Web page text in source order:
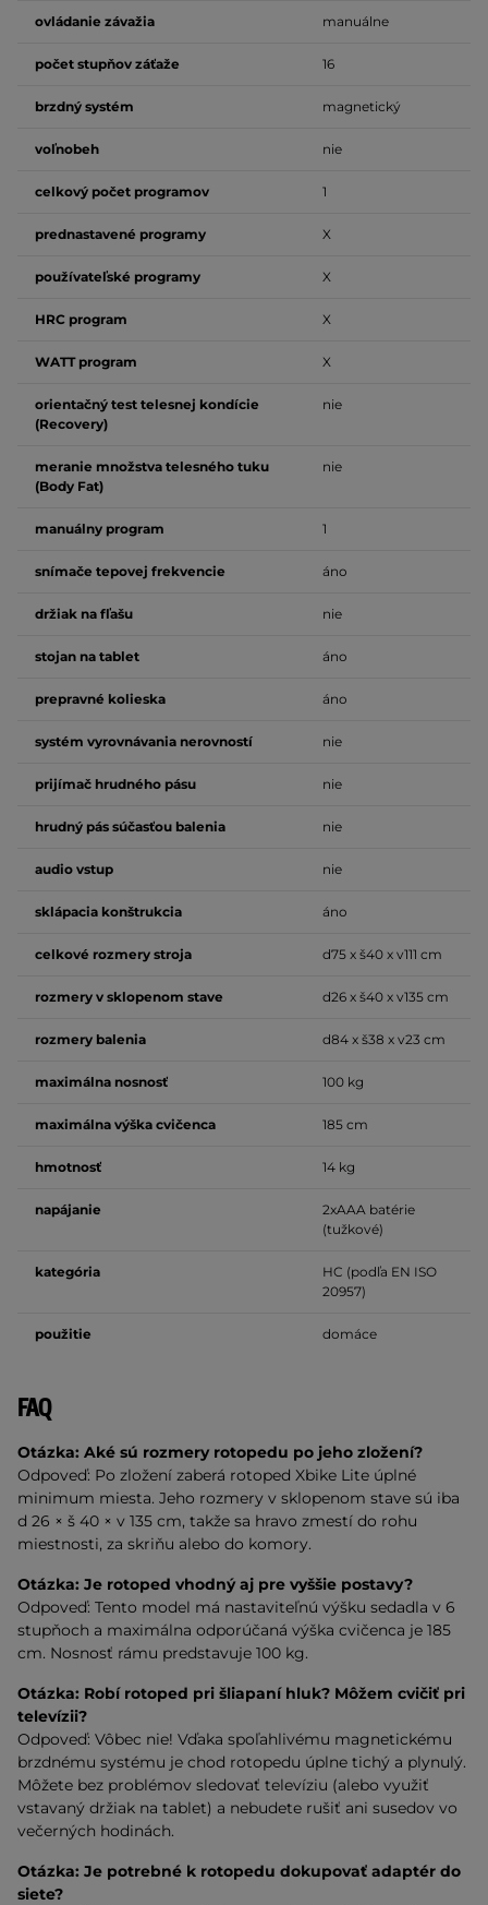
ovládanie závažia manuálne
počet stupňov záťaže 16
brzdný systém magnetický
voľnobeh nie
celkový počet programov 1
prednastavené programy X
používateľské programy X
HRC program X
WATT program X
orientačný test telesnej kondície
(Recovery)
nie
meranie množstva telesného tuku
(Body Fat)
nie
manuálny program 1
snímače tepovej frekvencie áno
držiak na fľašu nie
stojan na tablet áno
prepravné kolieska áno
systém vyrovnávania nerovností nie
prijímač hrudného pásu nie
hrudný pás súčasťou balenia nie
audio vstup nie
sklápacia konštrukcia áno
celkové rozmery stroja d75 x š40 x v111 cm
rozmery v sklopenom stave d26 x š40 x v135 cm
rozmery balenia d84 x š38 x v23 cm
maximálna nosnosť 100 kg
maximálna výška cvičenca 185 cm
hmotnosť 14 kg
napájanie
2xAAA batérie
(tužkové)
kategória
HC (podľa EN ISO
20957)
použitie domáce
FAQ
Otázka: Aké sú rozmery rotopedu po jeho zložení?
Odpoveď: Po zložení zaberá rotoped Xbike Lite úplné
minimum miesta. Jeho rozmery v sklopenom stave sú iba
d 26 × š 40 × v 135 cm, takže sa hravo zmestí do rohu
miestnosti, za skriňu alebo do komory.
Otázka: Je rotoped vhodný aj pre vyššie postavy?
Odpoveď: Tento model má nastaviteľnú výšku sedadla v 6
stupňoch a maximálna odporúčaná výška cvičenca je 185
cm. Nosnosť rámu predstavuje 100 kg.
Otázka: Robí rotoped pri šliapaní hluk? Môžem cvičiť pri
televízii?
Odpoveď: Vôbec nie! Vďaka spoľahlivému magnetickému
brzdnému systému je chod rotopedu úplne tichý a plynulý.
Môžete bez problémov sledovať televíziu (alebo využiť
vstavaný držiak na tablet) a nebudete rušiť ani susedov vo
večerných hodinách.
Otázka: Je potrebné k rotopedu dokupovať adaptér do
siete?